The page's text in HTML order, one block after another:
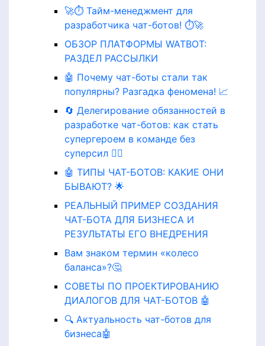
🚀⏱️ Тайм-менеджмент для
разработчика чат-ботов! ⏱️🚀
ОБЗОР ПЛАТФОРМЫ WATBOT:
РАЗДЕЛ РАССЫЛКИ
🤖 Почему чат-боты стали так
популярны? Разгадка феномена! 📈
🔄 Делегирование обязанностей в
разработке чат-ботов: как стать
супергероем в команде без
суперсил 🦸‍♂️
🤖 ТИПЫ ЧАТ-БОТОВ: КАКИЕ ОНИ
БЫВАЮТ? 🌟
РЕАЛЬНЫЙ ПРИМЕР СОЗДАНИЯ
ЧАТ-БОТА ДЛЯ БИЗНЕСА И
РЕЗУЛЬТАТЫ ЕГО ВНЕДРЕНИЯ
Вам знаком термин «колесо
баланса»?🤔
СОВЕТЫ ПО ПРОЕКТИРОВАНИЮ
ДИАЛОГОВ ДЛЯ ЧАТ-БОТОВ 🤖
🔍 Актуальность чат-ботов для
бизнеса🤖